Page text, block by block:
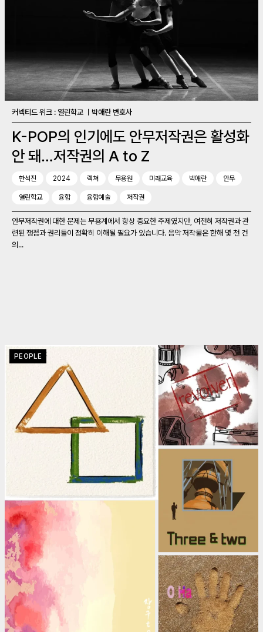
커넥티드 위크 : 열린학교 ㅣ박애란 변호사
K-POP의 인기에도 안무저작권은 활성화
안 돼…저작권의 A to Z
한석진 2024 렉쳐 무용원 미래교육 박애란 안무
열린학교 융합 융합예술 저작권
안무저작권에 대한 문제는 무용계에서 항상 중요한 주제였지만, 여전히 저작권과 관
련된 쟁점과 권리들이 정확히 이해될 필요가 있습니다. 음악 저작물은 한해 몇 천 건
의...
PEOPLE